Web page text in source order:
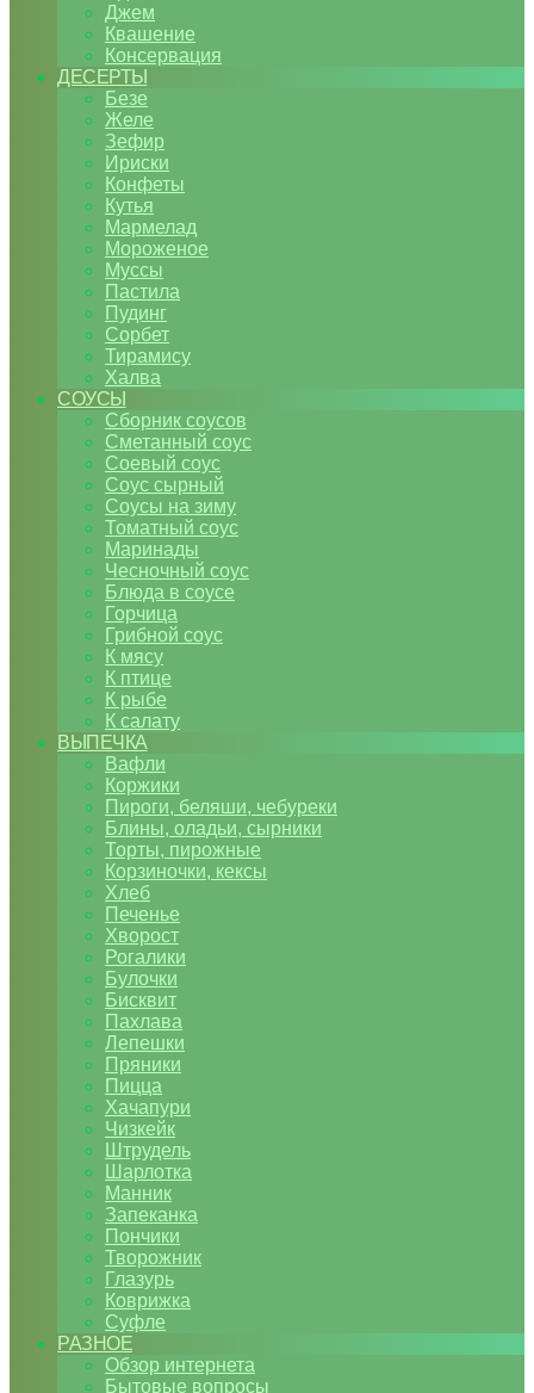
Джем
Квашение
Консервация
ДЕСЕРТЫ
Безе
Желе
Зефир
Ириски
Конфеты
Кутья
Мармелад
Мороженое
Муссы
Пастила
Пудинг
Сорбет
Тирамису
Халва
СОУСЫ
Сборник соусов
Сметанный соус
Соевый соус
Соус сырный
Соусы на зиму
Томатный соус
Маринады
Чесночный соус
Блюда в соусе
Горчица
Грибной соус
К мясу
К птице
К рыбе
К салату
ВЫПЕЧКА
Вафли
Коржики
Пироги, беляши, чебуреки
Блины, оладьи, сырники
Торты, пирожные
Корзиночки, кексы
Хлеб
Печенье
Хворост
Рогалики
Булочки
Бисквит
Пахлава
Лепешки
Пряники
Пицца
Хачапури
Чизкейк
Штрудель
Шарлотка
Манник
Запеканка
Пончики
Творожник
Глазурь
Коврижка
Суфле
РАЗНОЕ
Обзор интернета
Бытовые вопросы